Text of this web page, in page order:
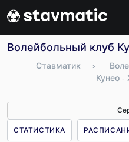
Волейбольный клуб
Ставматик ›
Кунео
СТАТИСТИКА